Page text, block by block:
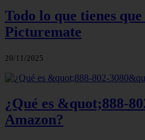
Todo lo que tienes
Picturemate
20/11/2025
¿Qué es &quot;888-
Amazon?